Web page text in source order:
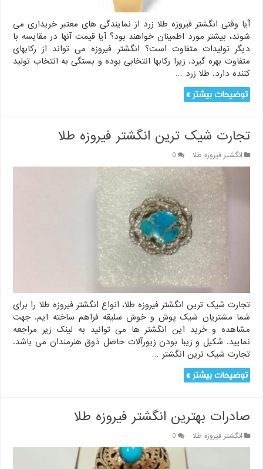
آیا وقتی انگشتر فیروزه طلا زرد از نمایندگی های معتبر خریداری می
شوند، بیشتر مورد اطمینان خواهند بود؟ آیا قیمت آنها در مقایسه با
دیگر تولیدات متفاوت است؟ انگشتر فیروزه می تواند از رکابهای
متفاوت بهره گیرد. زیرا رکابها انتخابی بوده و بستگی به انتخاب تولید
کننده دارد. طلا زرد …
توضیحات بیشتر »
تجارت شیک ترین انگشتر فیروزه طلا
انگشتر فیروزه طلا 0
تجارت شیک ترین انگشتر فیروزه طلا، انواع انگشتر فیروزه طلا را برای
شما مشتریان شیک پوش و خوش سلیقه فراهم ساخته ایم. جهت
مشاهده و خرید این انگشتر ها می توانید به لینک زیر مراجعه
نمایید. شکیل و زیبا بودن زیورآلات حاصل ذوق هنرمندان می باشد.
تجارت شیک ترین انگشتر …
توضیحات بیشتر »
صادرات بهترین انگشتر فیروزه طلا
انگشتر فیروزه طلا 0